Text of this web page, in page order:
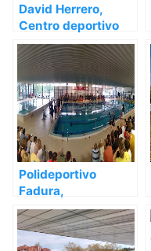
David Herrero,
Centro deportivo
en Getxo – Vizcaya
Polideportivo
Fadura,
Polideportivo en
Getxo – Vizcaya